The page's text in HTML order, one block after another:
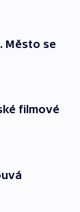
Město se
filmové